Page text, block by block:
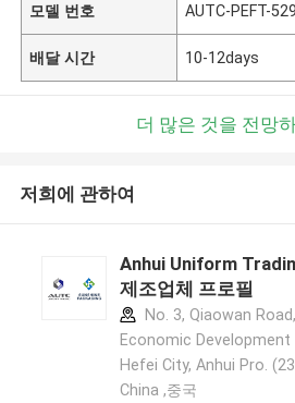
모델 번호 AUTC-PEFT-529
배달 시간 10-12days
더 많은 것을 전망
저희에 관하여
Anhui Uniform
제조업체 프로필
No. 3, Qiaowan
Economic Development
Hefei City, Anhui Pro.
China ,중국